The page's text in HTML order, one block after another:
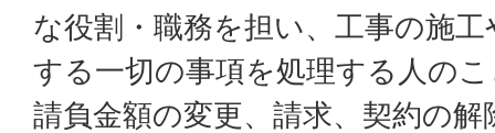
な役割・職務を担い、工事の施
する一切の事項を処理する人の
請負金額の変更、請求、契約の